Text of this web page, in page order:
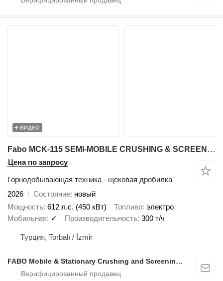
ВИДЕО
Fabo MCK-115 SEMI-MOBILE CRUSHING & SCREENING PLANT
Цена по запросу
Горнодобывающая техника - щековая дробилка
2026
Состояние новый
Мощность 612 л.с. (450 кВт) Топливо электро
Мобильная
✓ Производительность 300 т/ч
Турция, Torbalı / İzmir
FABO Mobile & Stationary Crushing and Screening Plants | Concrete Batching Plants Manufacturer